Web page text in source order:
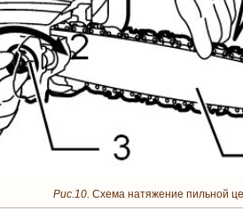
Рис.10. Схема натяжение пильной